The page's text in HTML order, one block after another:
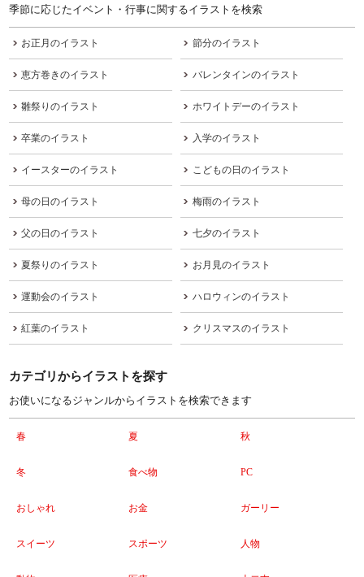
季節に応じたイベント・行事に関するイラストを検索
お正月のイラスト 節分のイラスト
恵方巻きのイラスト バレンタインのイラスト
雛祭りのイラスト ホワイトデーのイラスト
卒業のイラスト 入学のイラスト
イースターのイラスト こどもの日のイラスト
母の日のイラスト 梅雨のイラスト
父の日のイラスト 七夕のイラスト
夏祭りのイラスト お月見のイラスト
運動会のイラスト ハロウィンのイラスト
紅葉のイラスト クリスマスのイラスト
カテゴリからイラストを探す
お使いになるジャンルからイラストを検索できます
春 夏 秋
冬 食べ物 PC
おしゃれ お金 ガーリー
スイーツ スポーツ 人物